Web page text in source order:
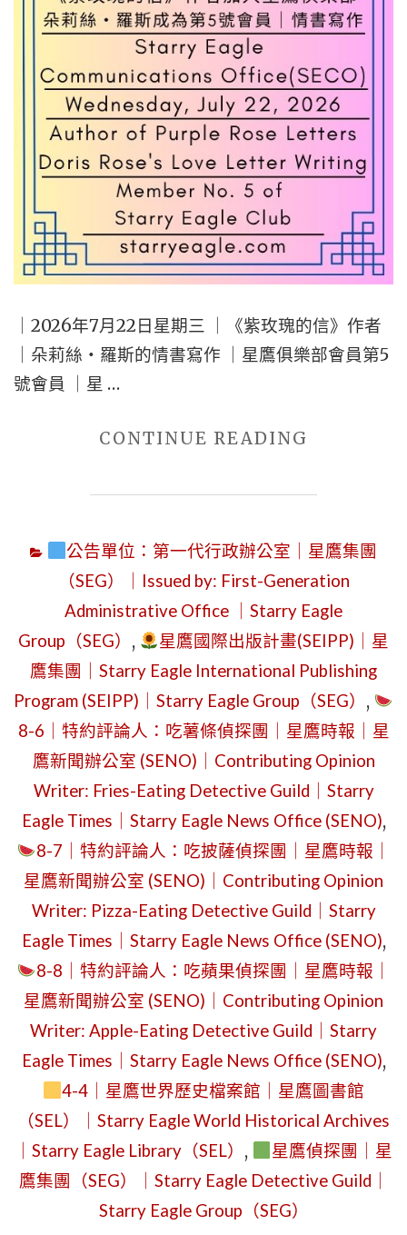
通
部
門
（SECD）
｜
JULY
22,
2026
THE
GROUP
｜
OUR
A
WEDDING
TO
A
CALL
FROM
THE
PET
｜
ISSUED
BY:
STARRY
EAGLE
｜2026年7月22日星期三 ｜《紫玫瑰的信》作者
｜朵莉絲・羅斯的情書寫作 ｜星鷹俱樂部會員第5
號會員 ｜星 …
CONTINUE READING
7
22
日
星
期
三
｜
《紫
玫
瑰
的
信》
作
者
朵
絲・
書
寫
公告單位：第一代行政辦公室｜星鷹集團
（SEG）｜Issued by: First-Generation
Administrative Office ｜Starry Eagle
Group（SEG） ,
星鷹國際出版計畫(SEIPP)｜星
鷹集團｜Starry Eagle International Publishing
Program (SEIPP)｜Starry Eagle Group（SEG） ,
8-6｜特約評論人：吃薯條偵探團｜星鷹時報｜星
鷹新聞辦公室 (SENO)｜Contributing Opinion
Writer: Fries-Eating Detective Guild｜Starry
Eagle Times｜Starry Eagle News Office (SENO),
8-7｜特約評論人：吃披薩偵探團｜星鷹時報｜
星鷹新聞辦公室 (SENO)｜Contributing Opinion
Writer: Pizza-Eating Detective Guild｜Starry
Eagle Times｜Starry Eagle News Office (SENO),
8-8｜特約評論人：吃蘋果偵探團｜星鷹時報｜
星鷹新聞辦公室 (SENO)｜Contributing Opinion
Writer: Apple-Eating Detective Guild｜Starry
Eagle Times｜Starry Eagle News Office (SENO),
4-4｜星鷹世界歷史檔案館｜星鷹圖書館
（SEL）｜Starry Eagle World Historical Archives
｜Starry Eagle Library（SEL） ,
星鷹偵探團｜星
鷹集團（SEG）｜Starry Eagle Detective Guild｜
Starry Eagle Group（SEG）